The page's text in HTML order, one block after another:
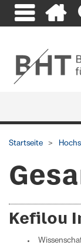
Startseite
Kefilou